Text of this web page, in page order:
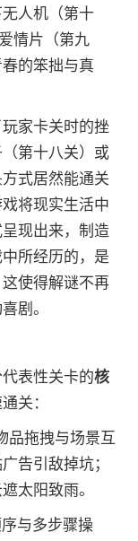
人机（第十
情片（第九
的笨拙与真
家卡关时的挫
第十八关）或
式居然能通关
将现实生活中
现出来，制造
所经历的，是
使得解谜不再
剧。
表性关卡的核
关：
品拖拽与场景互
告引敌掉坑；
太阳致雨。
与多步骤操